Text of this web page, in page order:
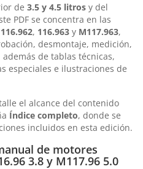
de 3.5 y 4.5 litros y del
PDF se concentra en las
116.962, 116.963 y M117.963,
desmontaje, medición,
de tablas técnicas,
especiales e ilustraciones de
el alcance del contenido
Índice completo, donde se
incluidos en esta edición.
de motores
3.8 y M117.96 5.0